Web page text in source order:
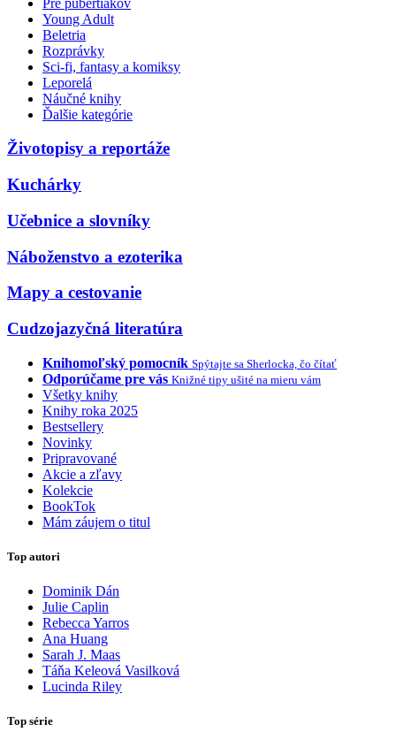
Young Adult
Beletria
Rozprávky
Sci-fi, fantasy a komiksy
Leporelá
Náučné knihy
Ďalšie kategórie
Životopisy a reportáže
Kuchárky
Učebnice a slovníky
Náboženstvo a ezoterika
Mapy a cestovanie
Cudzojazyčná literatúra
Knihomoľský pomocník Spýtajte sa Sherlocka, čo čítať
Odporúčame pre vás Knižné tipy ušité na mieru vám
Všetky knihy
Knihy roka 2025
Bestsellery
Novinky
Pripravované
Akcie a zľavy
Kolekcie
BookTok
Mám záujem o titul
Top autori
Dominik Dán
Julie Caplin
Rebecca Yarros
Ana Huang
Sarah J. Maas
Táňa Keleová Vasilková
Lucinda Riley
Top série